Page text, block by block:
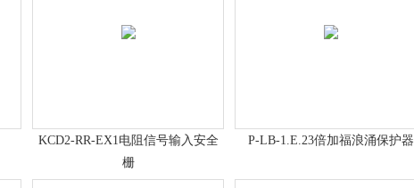
KCD2-RR-EX1电阻信号输入安全
栅
P-LB-1.E.23倍加福浪涌保护器